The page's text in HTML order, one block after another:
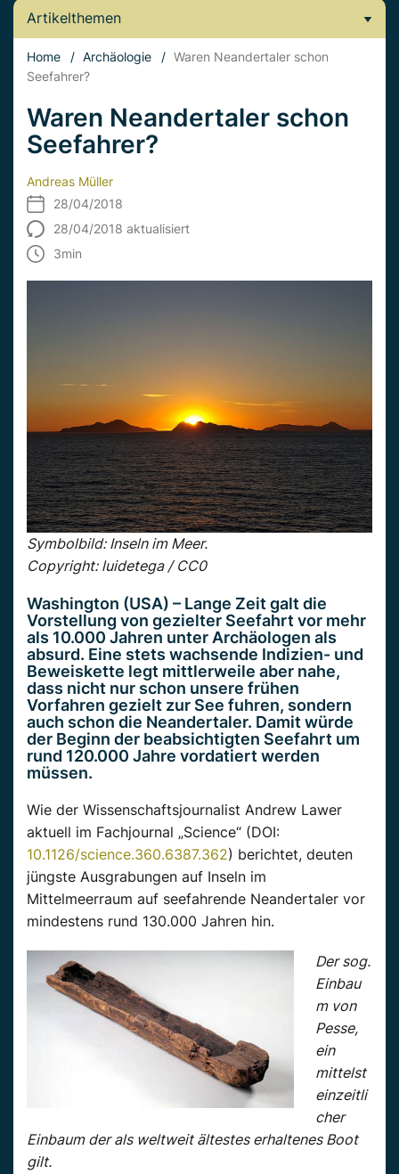
Artikelthemen
Home / Archäologie / Waren Neandertaler schon
Seefahrer?
Waren Neandertaler schon
Seefahrer?
Andreas Müller
28/04/2018
28/04/2018 aktualisiert
3min
Symbolbild: Inseln im Meer.
Copyright: luidetega / CC0
Washington (USA) – Lange Zeit galt die
Vorstellung von gezielter Seefahrt vor mehr
als 10.000 Jahren unter Archäologen als
absurd. Eine stets wachsende Indizien- und
Beweiskette legt mittlerweile aber nahe,
dass nicht nur schon unsere frühen
Vorfahren gezielt zur See fuhren, sondern
auch schon die Neandertaler. Damit würde
der Beginn der beabsichtigten Seefahrt um
rund 120.000 Jahre vordatiert werden
müssen.
Wie der Wissenschaftsjournalist Andrew Lawer
aktuell im Fachjournal „Science“ (DOI:
10.1126/science.360.6387.362) berichtet, deuten
jüngste Ausgrabungen auf Inseln im
Mittelmeerraum auf seefahrende Neandertaler vor
mindestens rund 130.000 Jahren hin.
Der sog.
Einbau
m von
Pesse,
ein
mittelst
einzeitli
cher
Einbaum der als weltweit ältestes erhaltenes Boot
gilt.